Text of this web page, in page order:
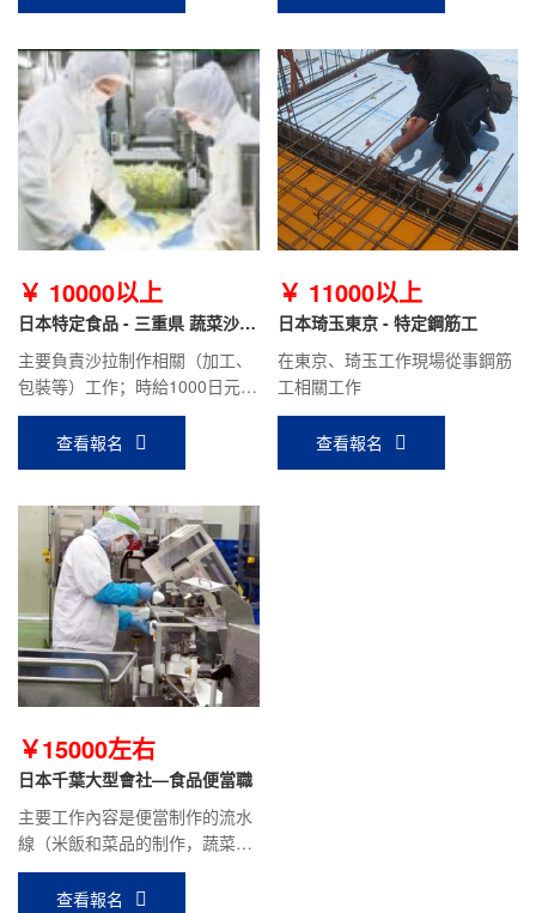
￥ 10000以上
日本特定食品 - 三重県 蔬菜沙拉
職
主要負責沙拉制作相關（加工、
包裝等）工作；時給1000日元/
時，月收入18萬日元左右。
查看報名
￥ 11000以上
日本琦玉東京 - 特定鋼筋工
在東京、琦玉工作現場從事鋼筋
工相關工作
查看報名
￥15000左右
日本千葉大型會社—食品便當職
主要工作內容是便當制作的流水
線（米飯和菜品的制作，蔬菜的
清洗、切塊、面粉投入，攪拌、
機器的分解，清洗等）
查看報名